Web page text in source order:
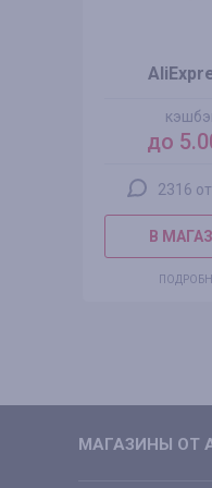
до
2316
В
МАГАЗИНЫ ОТ